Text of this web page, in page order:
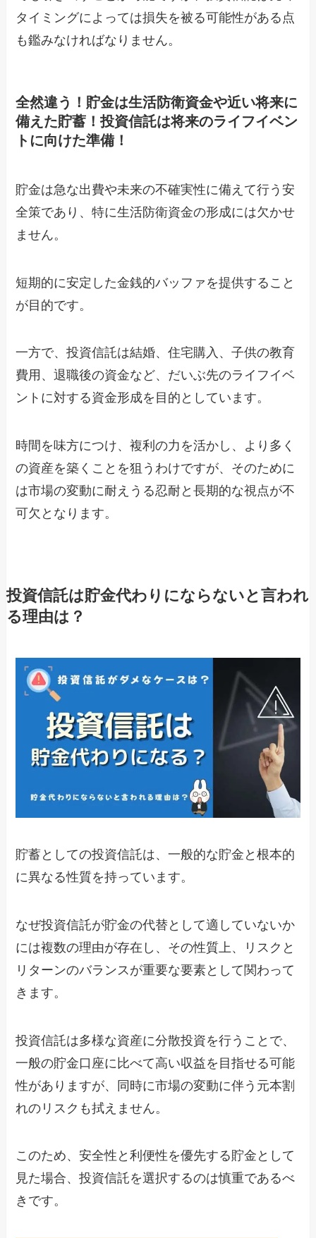
タイミングによっては損失を被る可能性がある点
も鑑みなければなりません。
全然違う！貯金は生活防衛資金や近い将来に
備えた貯蓄！投資信託は将来のライフイベン
トに向けた準備！
貯金は急な出費や未来の不確実性に備えて行う安
全策であり、特に生活防衛資金の形成には欠かせ
ません。
短期的に安定した金銭的バッファを提供すること
が目的です。
一方で、投資信託は結婚、住宅購入、子供の教育
費用、退職後の資金など、だいぶ先のライフイベ
ントに対する資金形成を目的としています。
時間を味方につけ、複利の力を活かし、より多く
の資産を築くことを狙うわけですが、そのために
は市場の変動に耐えうる忍耐と長期的な視点が不
可欠となります。
投資信託は貯金代わりにならないと言われ
る理由は？
貯蓄としての投資信託は、一般的な貯金と根本的
に異なる性質を持っています。
なぜ投資信託が貯金の代替として適していないか
には複数の理由が存在し、その性質上、リスクと
リターンのバランスが重要な要素として関わって
きます。
投資信託は多様な資産に分散投資を行うことで、
一般の貯金口座に比べて高い収益を目指せる可能
性がありますが、同時に市場の変動に伴う元本割
れのリスクも拭えません。
このため、安全性と利便性を優先する貯金として
見た場合、投資信託を選択するのは慎重であるべ
きです。